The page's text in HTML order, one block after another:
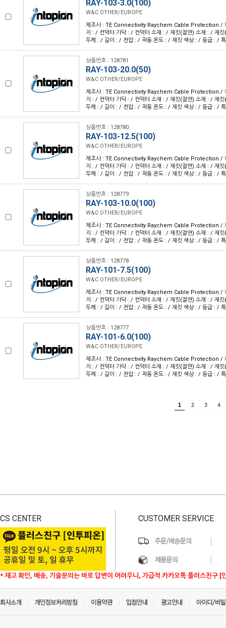
RAY-103-3.0(100)
W&C OTHER/EUROPE
제조사 : TE Connectivity Raychem Cable Protection /
지 : / 컨덕터 가닥 : / 컨덕터 소재 : / 재킷(절연) 소재 : / 재
두께 : / 길이 : / 전압 : / 작동 온도 : / 재킷 색상 : / 등급 : /
상품번호 : 128781
RAY-103-20.0(50)
W&C OTHER/EUROPE
제조사 : TE Connectivity Raychem Cable Protection /
지 : / 컨덕터 가닥 : / 컨덕터 소재 : / 재킷(절연) 소재 : / 재
두께 : / 길이 : / 전압 : / 작동 온도 : / 재킷 색상 : / 등급 : /
상품번호 : 128780
RAY-103-12.5(100)
W&C OTHER/EUROPE
제조사 : TE Connectivity Raychem Cable Protection /
지 : / 컨덕터 가닥 : / 컨덕터 소재 : / 재킷(절연) 소재 : / 재
두께 : / 길이 : / 전압 : / 작동 온도 : / 재킷 색상 : / 등급 : /
상품번호 : 128779
RAY-103-10.0(100)
W&C OTHER/EUROPE
제조사 : TE Connectivity Raychem Cable Protection /
지 : / 컨덕터 가닥 : / 컨덕터 소재 : / 재킷(절연) 소재 : / 재
두께 : / 길이 : / 전압 : / 작동 온도 : / 재킷 색상 : / 등급 : /
상품번호 : 128778
RAY-101-7.5(100)
W&C OTHER/EUROPE
제조사 : TE Connectivity Raychem Cable Protection /
지 : / 컨덕터 가닥 : / 컨덕터 소재 : / 재킷(절연) 소재 : / 재
두께 : / 길이 : / 전압 : / 작동 온도 : / 재킷 색상 : / 등급 : /
상품번호 : 128777
RAY-101-6.0(100)
W&C OTHER/EUROPE
제조사 : TE Connectivity Raychem Cable Protection /
지 : / 컨덕터 가닥 : / 컨덕터 소재 : / 재킷(절연) 소재 : / 재
두께 : / 길이 : / 전압 : / 작동 온도 : / 재킷 색상 : / 등급 : /
1 2 3 4
CS CENTER
* 재고 확인, 배송, 기술문의는 바로 답변이 어려우니, 가급적 카카오톡 플러스친구 [
CUSTOMER SERVICE